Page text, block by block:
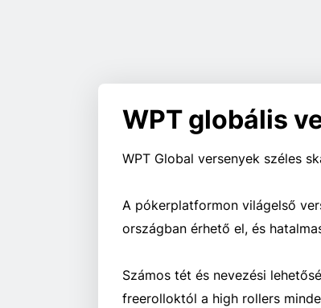
WPT globális
WPT Global versenyek széles
A pókerplatformon világelső
országban érhető el, és
Számos tét és nevezési
freerolloktól a high rollers